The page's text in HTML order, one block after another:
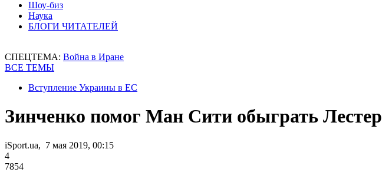
Шоу-биз
Наука
БЛОГИ ЧИТАТЕЛЕЙ
СПЕЦТЕМА: Война в Иране
ВСЕ ТЕМЫ
Вступление Украины в ЕС
Зинченко помог Ман Сити обыграть Лестер
iSport.ua, 7 мая 2019, 00:15
4
7854